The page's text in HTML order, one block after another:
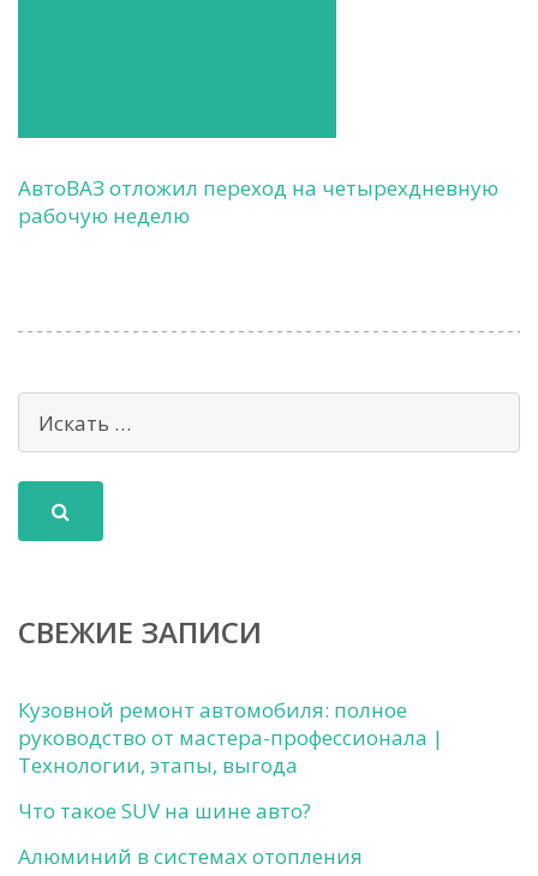
АвтоВАЗ отложил переход на четырехдневную
рабочую неделю
СВЕЖИЕ ЗАПИСИ
Кузовной ремонт автомобиля: полное
руководство от мастера-профессионала |
Технологии, этапы, выгода
Что такое SUV на шине авто?
Алюминий в системах отопления